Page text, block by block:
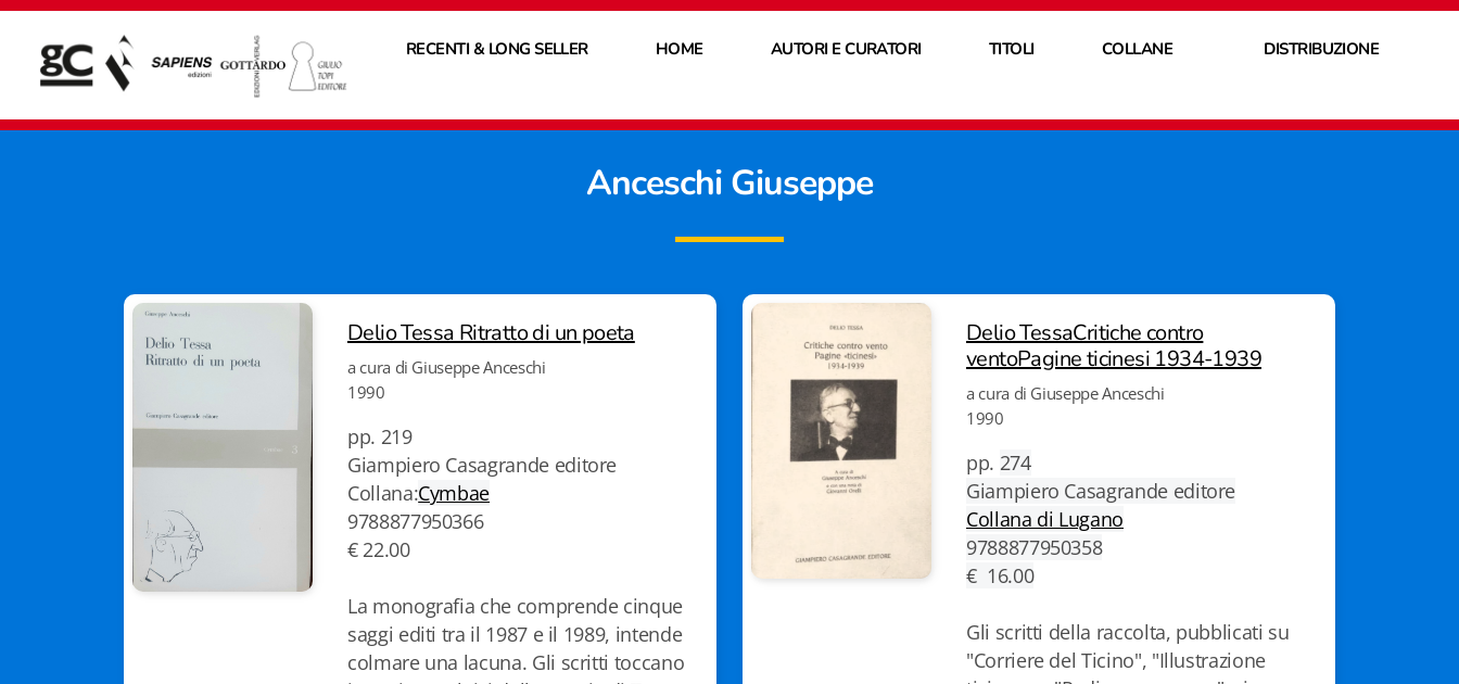
RECENTI & LONG SELLER HOME AUTORI E CURATORI TITOLI COLLANE DISTRIBUZIONE
Anceschi Giuseppe
Delio Tessa Ritratto di un poeta
a cura di Giuseppe Anceschi
1990
pp. 219
Giampiero Casagrande editore
Collana:Cymbae
9788877950366
€ 22.00
La monografia che comprende cinque
saggi editi tra il 1987 e il 1989, intende
colmare una lacuna. Gli scritti toccano
Delio TessaCritiche contro
ventoPagine ticinesi 1934-1939
a cura di Giuseppe Anceschi
1990
pp. 274
Giampiero Casagrande editore
Collana di Lugano
9788877950358
€ 16.00
Gli scritti della raccolta, pubblicati su
"Corriere del Ticino", "Illustrazione